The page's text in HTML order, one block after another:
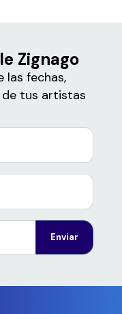
Zignago
las fechas,
tus artistas
Enviar